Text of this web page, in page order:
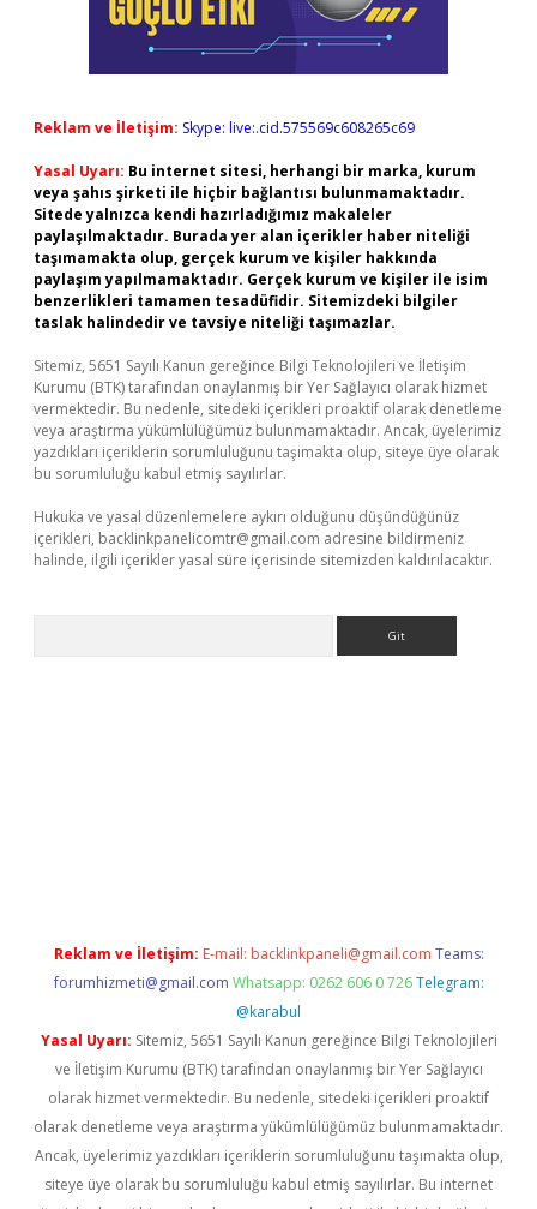
Reklam ve İletişim: Skype: live:.cid.575569c608265c69
Yasal Uyarı: Bu internet sitesi, herhangi bir marka, kurum
veya şahıs şirketi ile hiçbir bağlantısı bulunmamaktadır.
Sitede yalnızca kendi hazırladığımız makaleler
paylaşılmaktadır. Burada yer alan içerikler haber niteliği
taşımamakta olup, gerçek kurum ve kişiler hakkında
paylaşım yapılmamaktadır. Gerçek kurum ve kişiler ile isim
benzerlikleri tamamen tesadüfidir. Sitemizdeki bilgiler
taslak halindedir ve tavsiye niteliği taşımazlar.
Sitemiz, 5651 Sayılı Kanun gereğince Bilgi Teknolojileri ve İletişim
Kurumu (BTK) tarafından onaylanmış bir Yer Sağlayıcı olarak hizmet
vermektedir. Bu nedenle, sitedeki içerikleri proaktif olarak denetleme
veya araştırma yükümlülüğümüz bulunmamaktadır. Ancak, üyelerimiz
yazdıkları içeriklerin sorumluluğunu taşımakta olup, siteye üye olarak
bu sorumluluğu kabul etmiş sayılırlar.
Hukuka ve yasal düzenlemelere aykırı olduğunu düşündüğünüz
içerikleri, backlinkpanelicomtr@gmail.com adresine bildirmeniz
halinde, ilgili içerikler yasal süre içerisinde sitemizden kaldırılacaktır.
Reklam ve İletişim: E-mail: backlinkpaneli@gmail.com Teams:
forumhizmeti@gmail.com Whatsapp: 0262 606 0 726 Telegram:
@karabul
Yasal Uyarı: Sitemiz, 5651 Sayılı Kanun gereğince Bilgi Teknolojileri
ve İletişim Kurumu (BTK) tarafından onaylanmış bir Yer Sağlayıcı
olarak hizmet vermektedir. Bu nedenle, sitedeki içerikleri proaktif
olarak denetleme veya araştırma yükümlülüğümüz bulunmamaktadır.
Ancak, üyelerimiz yazdıkları içeriklerin sorumluluğunu taşımakta olup,
siteye üye olarak bu sorumluluğu kabul etmiş sayılırlar. Bu internet